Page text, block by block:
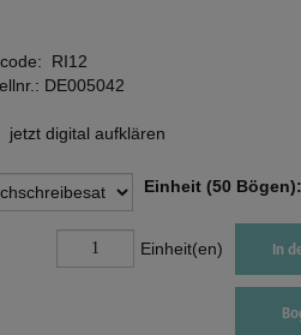
RI12
DE005042
jetzt digital aufklären
Einheit (50
Einheit(en) In